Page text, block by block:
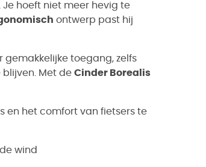
Je hoeft niet meer hevig te
ontwerp past hij
gemakkelijke toegang, zelfs
Met de Cinder Borealis
en het comfort van fietsers te
wind